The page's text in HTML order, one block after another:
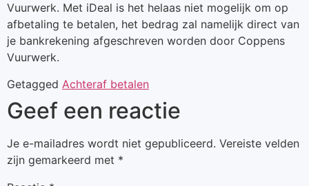
Vuurwerk. Met iDeal is het helaas niet mogelijk om op
afbetaling te betalen, het bedrag zal namelijk direct van
je bankrekening afgeschreven worden door Coppens
Vuurwerk.
Getagged Achteraf betalen
Geef een reactie
Je e-mailadres wordt niet gepubliceerd. Vereiste velden
zijn gemarkeerd met *